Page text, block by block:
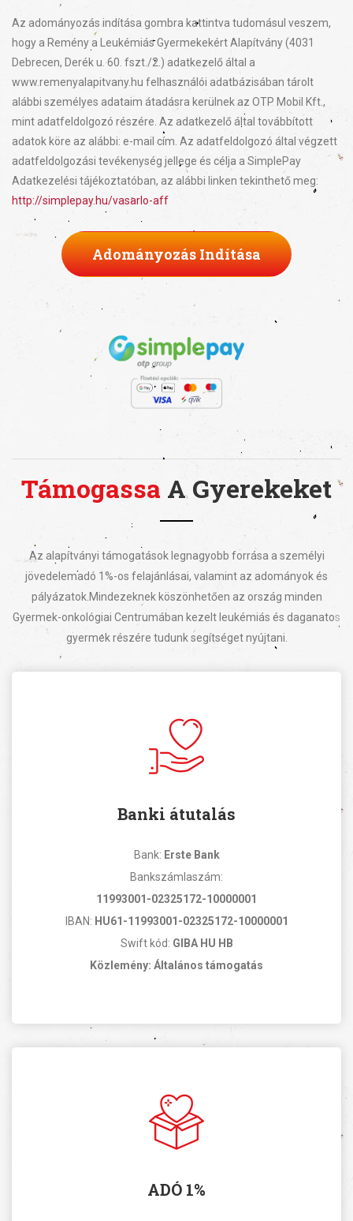
Az adományozás indítása gombra kattintva tudomásul veszem,
hogy a Remény a Leukémiás Gyermekekért Alapítvány (4031
Debrecen, Derék u. 60. fszt./2.) adatkezelő által a
www.remenyalapitvany.hu felhasználói adatbázisában tárolt
alábbi személyes adataim átadásra kerülnek az OTP Mobil Kft.,
mint adatfeldolgozó részére. Az adatkezelő által továbbított
adatok köre az alábbi: e-mail cím. Az adatfeldolgozó által végzett
adatfeldolgozási tevékenység jellege és célja a SimplePay
Adatkezelési tájékoztatóban, az alábbi linken tekinthető meg:
http://simplepay.hu/vasarlo-aff
Adományozás Indítása
Támogassa A Gyerekeket
Az alapítványi támogatások legnagyobb forrása a személyi
jövedelemadó 1%-os felajánlásai, valamint az adományok és
pályázatok.Mindezeknek köszönhetően az ország minden
Gyermek-onkológiai Centrumában kezelt leukémiás és daganatos
gyermek részére tudunk segítséget nyújtani.
Banki átutalás
Bank: Erste Bank
Bankszámlaszám:
11993001-02325172-10000001
IBAN: HU61-11993001-02325172-10000001
Swift kód: GIBA HU HB
Közlemény: Általános támogatás
ADÓ 1%